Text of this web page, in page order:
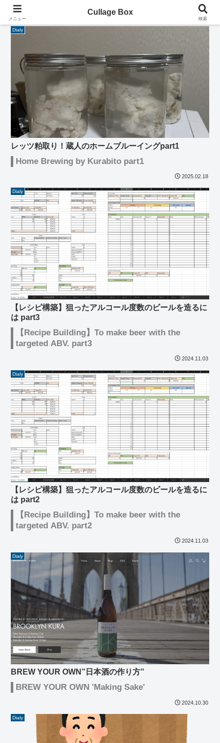
Dialy
レッツ粕取り！蔵人のホームブルーイングpart1
Home Brewing by Kurabito part1
2025.02.18
Dialy
【レシピ構築】狙ったアルコール度数のビールを造るに
は part3
【Recipe Building】To make beer with the
targeted ABV. part3
2024.11.03
Dialy
【レシピ構築】狙ったアルコール度数のビールを造るに
は part2
【Recipe Building】To make beer with the
targeted ABV. part2
2024.11.03
Dialy
BREW YOUR OWN”日本酒の作り方”
BREW YOUR OWN 'Making Sake'
2024.10.30
Dialy
メニュー
Cullage Box
検索